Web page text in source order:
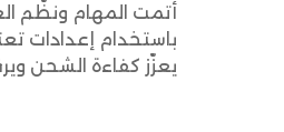
أتمت المهام ونظّم
باستخدام إعدادات
يعزّز كفاءة الشحن